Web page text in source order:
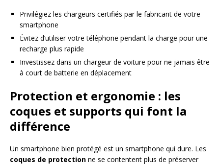
Privilégiez les chargeurs certifiés par le fabricant de votre
smartphone
Évitez d’utiliser votre téléphone pendant la charge pour une
recharge plus rapide
Investissez dans un chargeur de voiture pour ne jamais être
à court de batterie en déplacement
Protection et ergonomie : les
coques et supports qui font la
différence
Un smartphone bien protégé est un smartphone qui dure. Les
coques de protection ne se contentent plus de préserver